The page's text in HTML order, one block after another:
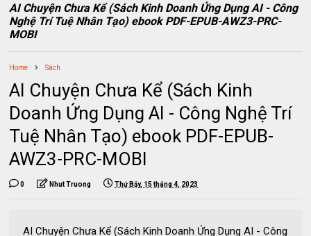
AI Chuyện Chưa Kể (Sách Kinh Doanh Ứng Dụng AI - Công
Nghệ Trí Tuệ Nhân Tạo) ebook PDF-EPUB-AWZ3-PRC-
MOBI
Home Sách
AI Chuyện Chưa Kể (Sách Kinh
Doanh Ứng Dụng AI - Công Nghệ Trí
Tuệ Nhân Tạo) ebook PDF-EPUB-
AWZ3-PRC-MOBI
0 Nhut Truong Thứ Bảy, 15 tháng 4, 2023
AI Chuyện Chưa Kể (Sách Kinh Doanh Ứng Dụng AI - Công